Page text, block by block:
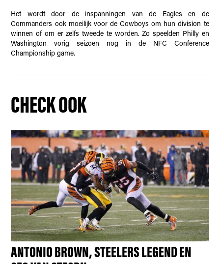
Het wordt door de inspanningen van de Eagles en de
Commanders ook moeilijk voor de Cowboys om hun division te
winnen of om er zelfs tweede te worden. Zo speelden Philly en
Washington vorig seizoen nog in de NFC Conference
Championship game.
CHECK OOK
ANTONIO BROWN, STEELERS LEGEND EN